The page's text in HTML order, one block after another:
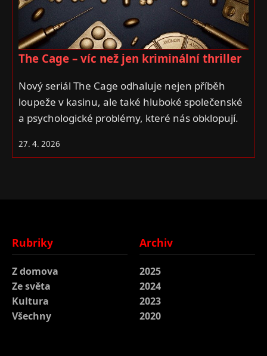
The Cage – víc než jen kriminální thriller
Nový seriál The Cage odhaluje nejen příběh
loupeže v kasinu, ale také hluboké společenské
a psychologické problémy, které nás obklopují.
27. 4. 2026
Rubriky
Z domova
Ze světa
Kultura
Všechny
Archiv
2025
2024
2023
2020